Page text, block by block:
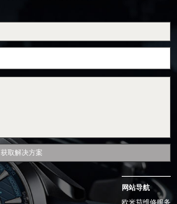
获取解决方案
网站导航
欧米茄维修服务